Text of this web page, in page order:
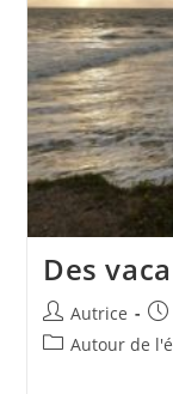
Des
Auteur/autrice
de
Autrice
PostAutour de